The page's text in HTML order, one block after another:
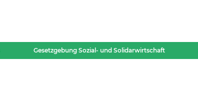
Gesetzgebung Sozial- und Solidarwirtschaft